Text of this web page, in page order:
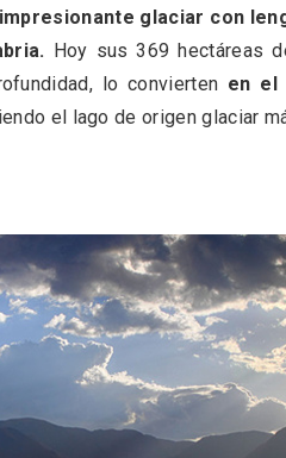
impresionante glaciar con
Hoy sus 369 hectáreas
lo convierten en el
el lago de origen glaciar